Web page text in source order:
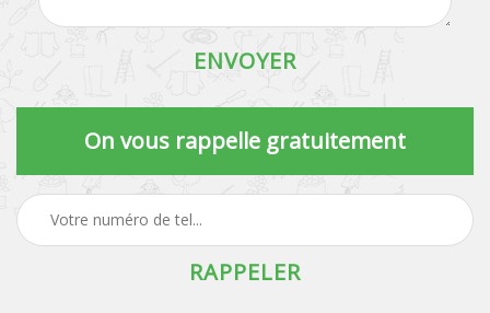
On vous rappelle gratuitement